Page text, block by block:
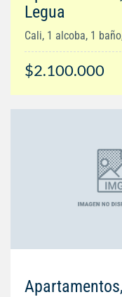
Legua
Cali, 1 alcoba, 1
$2.100.000